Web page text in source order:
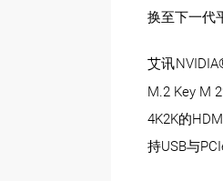
换至下一代
艾讯
M.2 Key M
4K2K的
持USB与